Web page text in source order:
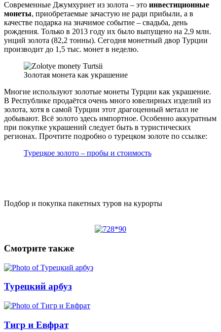
Современные Джумхуриет из золота – это инвестиционные
монеты, приобретаемые зачастую не ради прибыли, а в
качестве подарка на значимое событие – свадьба, день
рождения. Только в 2013 году их было выпущено на 2,9 млн.
унций золота (82,2 тонны). Сегодня монетный двор Турции
производит до 1,5 тыс. монет в неделю.
Золотая монета как украшение
Многие используют золотые монеты Турции как украшение.
В Республике продаётся очень много ювелирных изделий из
золота, хотя в самой Турции этот драгоценный металл не
добывают. Всё золото здесь импортное. Особенно аккуратным
при покупке украшений следует быть в туристических
регионах. Прочтите подробно о турецком золоте по ссылке:
Турецкое золото – пробы и стоимость
Подбор и покупка пакетных туров на курорты
Смотрите также
Турецкий арбуз
Тигр и Евфрат